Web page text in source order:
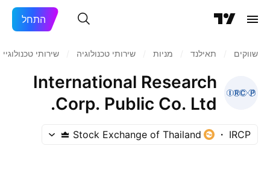
התחל
שווקים תאילנד מניות‏ שירותי טכנולוגיה שירותי
International Research
Corp. Public Co. Ltd.
IRCP
Stock Exchange of Thailand